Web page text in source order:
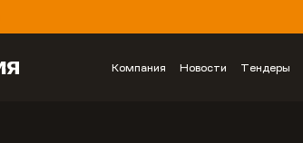
Компания Новости Тендеры